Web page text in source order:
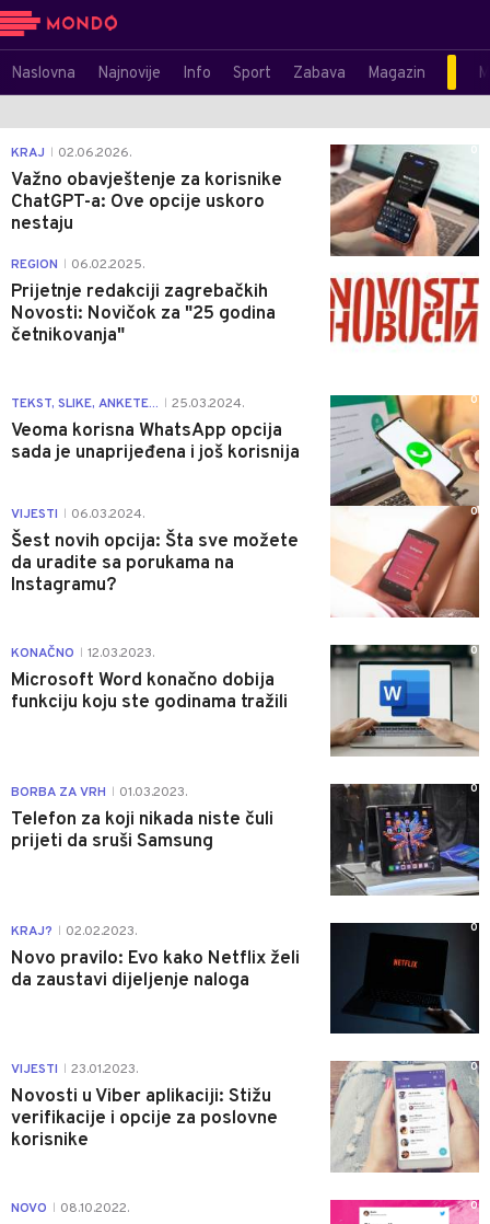
Naslovna Najnovije Info Sport Zabava Magazin
KRAJ 02.06.2026.
Važno obavještenje za korisnike
ChatGPT-a: Ove opcije uskoro
nestaju
0
REGION 06.02.2025.
Prijetnje redakciji zagrebačkih
Novosti: Novičok za "25 godina
četnikovanja"
TEKST, SLIKE, ANKETE... 25.03.2024.
Veoma korisna WhatsApp opcija
sada je unaprijeđena i još korisnija
0
VIJESTI 06.03.2024.
Šest novih opcija: Šta sve možete
da uradite sa porukama na
Instagramu?
0
KONAČNO 12.03.2023.
Microsoft Word konačno dobija
funkciju koju ste godinama tražili
0
BORBA ZA VRH 01.03.2023.
Telefon za koji nikada niste čuli
prijeti da sruši Samsung
0
KRAJ? 02.02.2023.
Novo pravilo: Evo kako Netflix želi
da zaustavi dijeljenje naloga
0
VIJESTI 23.01.2023.
Novosti u Viber aplikaciji: Stižu
verifikacije i opcije za poslovne
korisnike
0
NOVO 08.10.2022. 0